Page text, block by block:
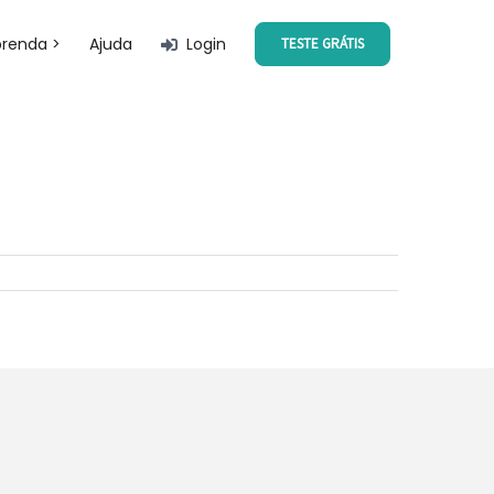
> Ajuda Login TESTE GRÁTIS